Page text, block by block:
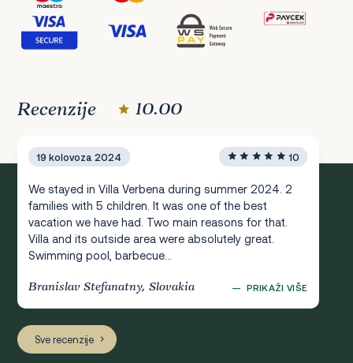
Recenzije 10.00
19 kolovoza 2024 10
We stayed in Villa Verbena during summer 2024. 2
families with 5 children. It was one of the best
vacation we have had. Two main reasons for that.
Villa and its outside area were absolutely great.
Swimming pool, barbecue...
Branislav Stefanatny, Slovakia — PRIKAŽI VIŠE
Sve recenzije